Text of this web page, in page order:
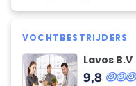
VOCHTBESTRIJDERS
Lavos B.V
9,8